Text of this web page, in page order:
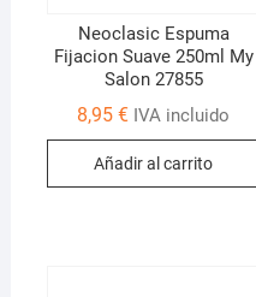
Neoclasic Espuma
Fijacion Suave 250ml My
Salon 27855
8,95€ IVA incluido
Añadir al carrito